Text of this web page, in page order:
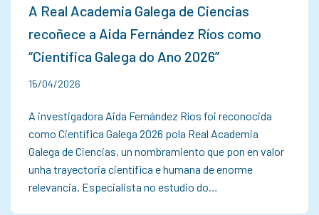
A Real Academia Galega de Ciencias
recoñece a Aida Fernández Ríos como
“Científica Galega do Ano 2026”
15/04/2026
A investigadora Aida Fernández Ríos foi reconocida
como Científica Galega 2026 pola Real Academia
Galega de Ciencias, un nombramiento que pon en valor
unha trayectoria científica e humana de enorme
relevancia. Especialista no estudio do…